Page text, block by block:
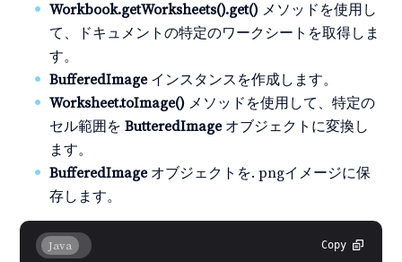
Workbook.getWorksheets().get() メソッドを使用し
て、ドキュメントの特定のワークシートを取得しま
す。
BufferedImageインスタンスを作成します。
Worksheet.toImage() メソッドを使用して、特定の
セル範囲をButteredImageオブジェクトに変換し
ます。
BufferedImageオブジェクトを. pngイメージに保
存します。
Java Copy